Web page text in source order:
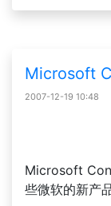
Microsoft
2007-12-19 10:48
Microsoft
些微软的新产